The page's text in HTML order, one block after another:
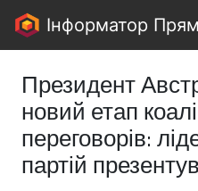
Інформатор
Президент
новий етап
переговорів:
партій